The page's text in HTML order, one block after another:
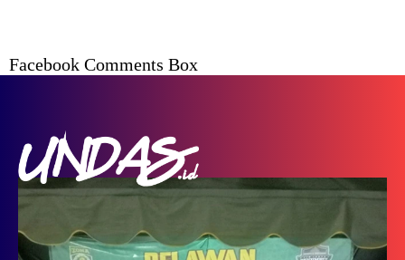
Facebook Comments Box